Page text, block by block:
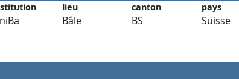
lieu canton pays
Bâle BS Suisse